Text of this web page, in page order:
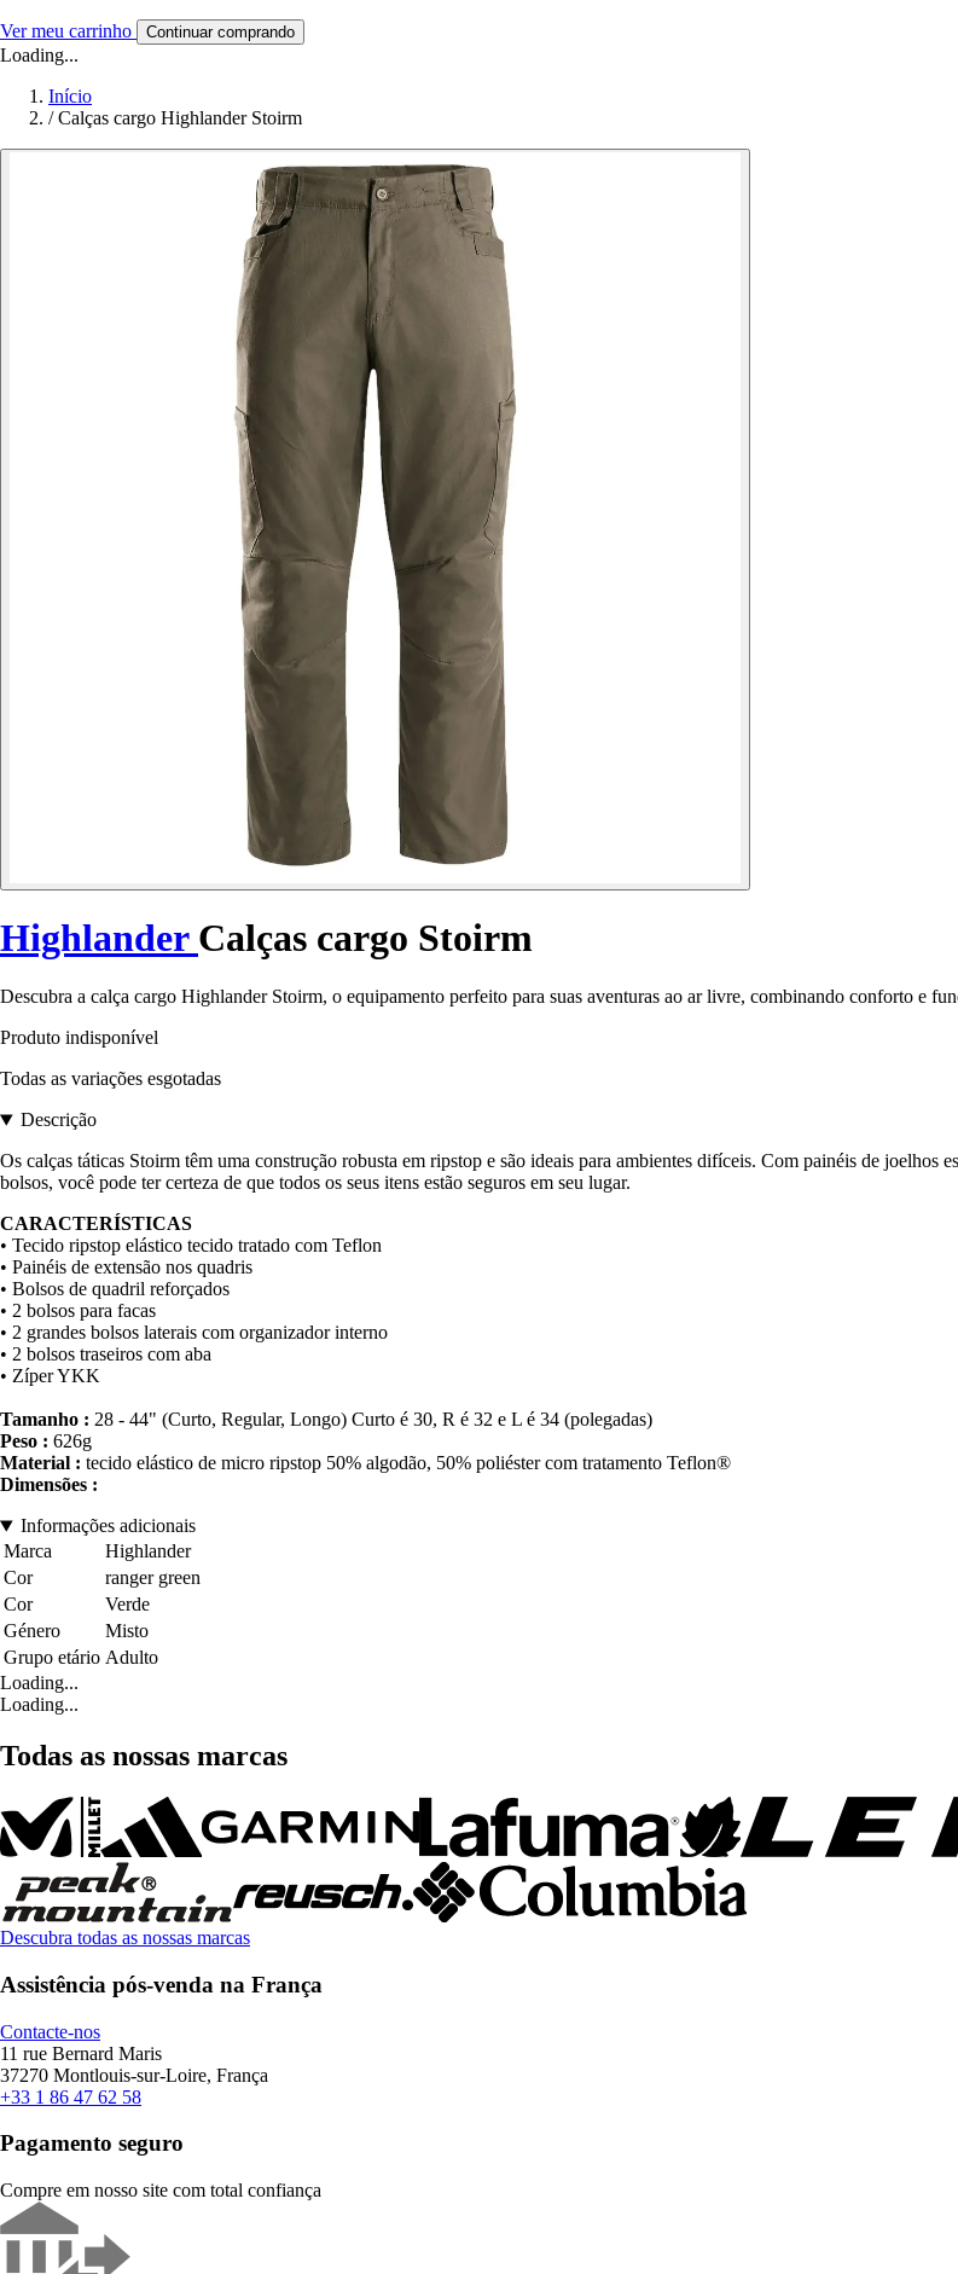
Ver meu carrinho Continuar comprando
Loading...
Início
/ Calças cargo Highlander Stoirm
Highlander Calças cargo Stoirm
Descubra a calça cargo Highlander Stoirm, o equipamento perfeito para suas aventuras ao ar livre, combinando conforto e
Produto indisponível
Todas as variações esgotadas
Descrição
Os calças táticas Stoirm têm uma construção robusta em ripstop e são ideais para ambientes difíceis. Com painéis de
bolsos, você pode ter certeza de que todos os seus itens estão seguros em seu lugar.
CARACTERÍSTICAS
• Tecido ripstop elástico tecido tratado com Teflon
• Painéis de extensão nos quadris
• Bolsos de quadril reforçados
• 2 bolsos para facas
• 2 grandes bolsos laterais com organizador interno
• 2 bolsos traseiros com aba
• Zíper YKK
Tamanho : 28 - 44" (Curto, Regular, Longo) Curto é 30, R é 32 e L é 34 (polegadas)
Peso : 626g
Material : tecido elástico de micro ripstop 50% algodão, 50% poliéster com tratamento Teflon®
Dimensões :
Informações adicionais
Marca
Highlander
Cor
ranger green
Cor
Verde
Género
Misto
Grupo etário Adulto
Loading...
Loading...
Todas as nossas marcas
Descubra todas as nossas marcas
Assistência pós-venda na França
Contacte-nos
11 rue Bernard Maris
37270 Montlouis-sur-Loire, França
+33 1 86 47 62 58
Pagamento seguro
Compre em nosso site com total confiança